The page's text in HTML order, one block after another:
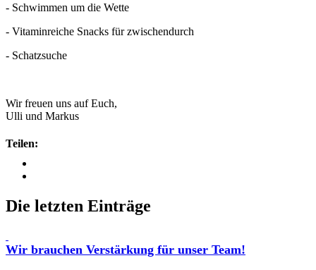
- Schwimmen um die Wette
- Vitaminreiche Snacks für zwischendurch
- Schatzsuche
Wir freuen uns auf Euch,
Ulli und Markus
Teilen:
Die letzten Einträge
Wir brauchen Verstärkung für unser Team!